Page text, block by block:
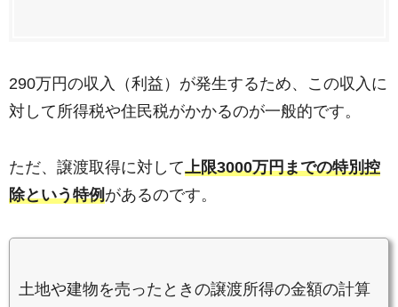
290万円の収入（利益）が発生するため、この収入に
対して所得税や住民税がかかるのが一般的です。
ただ、譲渡取得に対して上限3000万円までの特別控
除という特例があるのです。
土地や建物を売ったときの譲渡所得の金額の計算